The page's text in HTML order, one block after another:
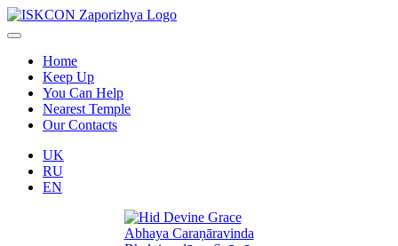
Home
Keep Up
You Can Help
Nearest Temple
Our Contacts
UK
RU
EN